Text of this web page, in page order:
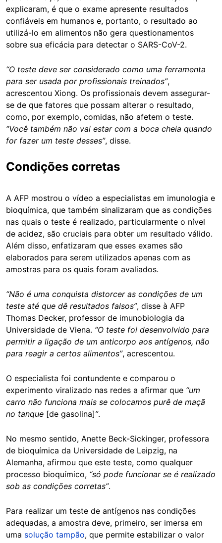
explicaram, é que o exame apresente resultados
confiáveis em humanos e, portanto, o resultado ao
utilizá-lo em alimentos não gera questionamentos
sobre sua eficácia para detectar o SARS-CoV-2.
“O teste deve ser considerado como uma ferramenta
para ser usada por profissionais treinados”,
acrescentou Xiong. Os profissionais devem assegurar-
se de que fatores que possam alterar o resultado,
como, por exemplo, comidas, não afetem o teste.
“Você também não vai estar com a boca cheia quando
for fazer um teste desses”, disse.
Condições corretas
A AFP mostrou o vídeo a especialistas em imunologia e
bioquímica, que também sinalizaram que as condições
nas quais o teste é realizado, particularmente o nível
de acidez, são cruciais para obter um resultado válido.
Além disso, enfatizaram que esses exames são
elaborados para serem utilizados apenas com as
amostras para os quais foram avaliados.
“Não é uma conquista distorcer as condições de um
teste até que dê resultados falsos”, disse à AFP
Thomas Decker, professor de imunobiologia da
Universidade de Viena. “O teste foi desenvolvido para
permitir a ligação de um anticorpo aos antígenos, não
para reagir a certos alimentos”, acrescentou.
O especialista foi contundente e comparou o
experimento viralizado nas redes a afirmar que “um
carro não funciona mais se colocamos purê de maçã
no tanque [de gasolina]”.
No mesmo sentido, Anette Beck-Sickinger, professora
de bioquímica da Universidade de Leipzig, na
Alemanha, afirmou que este teste, como qualquer
processo bioquímico, “só pode funcionar se é realizado
sob as condições corretas”.
Para realizar um teste de antígenos nas condições
adequadas, a amostra deve, primeiro, ser imersa em
uma solução tampão, que permite estabilizar o valor